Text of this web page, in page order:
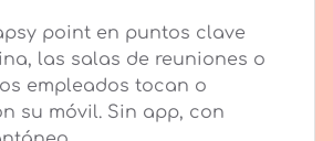
point en puntos clave
las salas de reuniones o
empleados tocan o
su móvil. Sin app, con